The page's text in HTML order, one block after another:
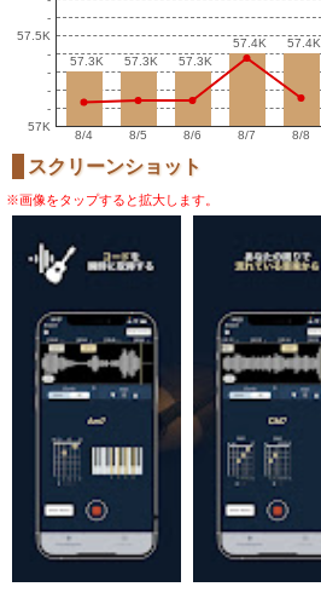
-
57.5K
-
-
-
-
57K
57.3K
57.3K 57.3K
57.3K 57.3K
57.3K
57.4K
57.4K 57.4K
57.4K
8/4 8/5 8/6 8/7 8/8
スクリーンショット
※画像をタップすると拡大します。